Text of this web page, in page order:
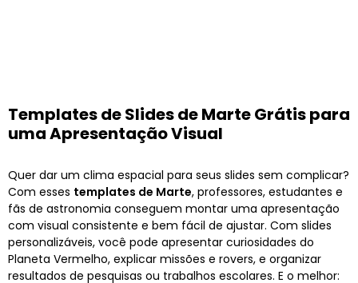
Templates de Slides de Marte Grátis para
uma Apresentação Visual
Quer dar um clima espacial para seus slides sem complicar?
Com esses templates de Marte, professores, estudantes e
fãs de astronomia conseguem montar uma apresentação
com visual consistente e bem fácil de ajustar. Com slides
personalizáveis, você pode apresentar curiosidades do
Planeta Vermelho, explicar missões e rovers, e organizar
resultados de pesquisas ou trabalhos escolares. E o melhor: